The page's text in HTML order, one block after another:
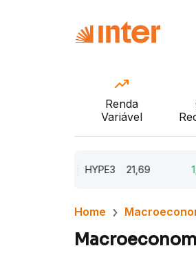
Renda
Variável
21,69
Home